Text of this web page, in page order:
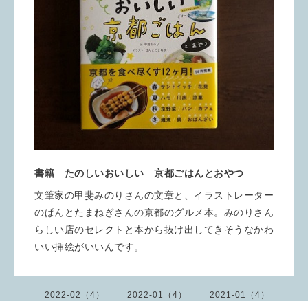
書籍 たのしいおいしい 京都ごはんとおやつ
文筆家の甲斐みのりさんの文章と、イラストレーター
のぱんとたまねぎさんの京都のグルメ本。みのりさん
らしい店のセレクトと本から抜け出してきそうなかわ
いい挿絵がいいんです。
2022-02（4） 2022-01（4） 2021-01（4）